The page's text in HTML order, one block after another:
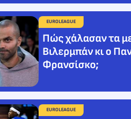
EUROLEAGUE
Πώς χάλασαν τα
Βιλερμπάν κι ο
Φρανσίσκο;
EUROLEAGUE